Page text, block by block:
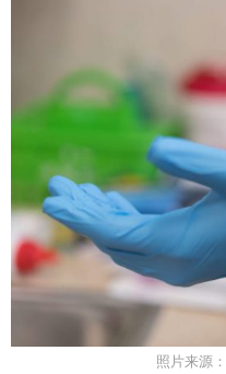
照片来源：